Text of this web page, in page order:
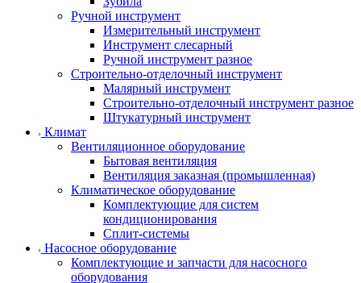
Ручной инструмент
Измерительный инструмент
Инструмент слесарный
Ручной инструмент разное
Строительно-отделочный инструмент
Малярный инструмент
Строительно-отделочный инструмент разное
Штукатурный инструмент
Климат
Вентиляционное оборудование
Бытовая вентиляция
Вентиляция заказная (промышленная)
Климатическое оборудование
Комплектующие для систем
кондиционирования
Сплит-системы
Насосное оборудование
Комплектующие и запчасти для насосного
оборудования